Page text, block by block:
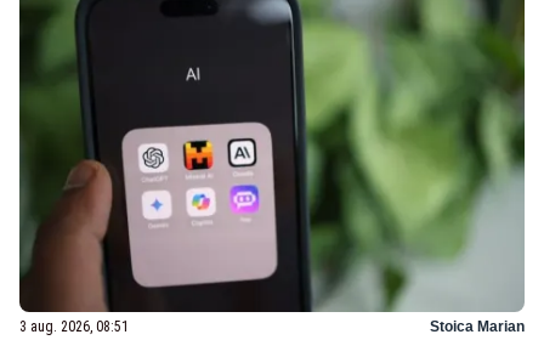
3 aug. 2026, 08:51 Stoica Marian